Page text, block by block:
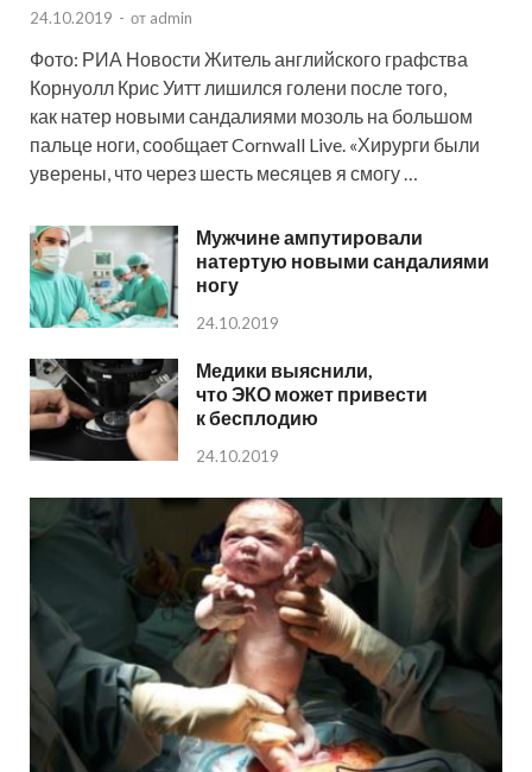
24.10.2019 - от admin
Фото: РИА Новости Житель английского графства
Корнуолл Крис Уитт лишился голени после того,
как натер новыми сандалиями мозоль на большом
пальце ноги, сообщает Cornwall Live. «Хирурги были
уверены, что через шесть месяцев я смогу …
Мужчине ампутировали
натертую новыми сандалиями
ногу
24.10.2019
Медики выяснили,
что ЭКО может привести
к бесплодию
24.10.2019